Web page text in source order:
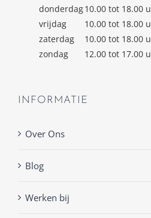
donderdag10.00 tot 18.00 u
vrijdag
10.00 tot 18.00 u
zaterdag
10.00 tot 18.00 u
zondag
12.00 tot 17.00 u
INFORMATIE
Over Ons
Blog
Werken bij